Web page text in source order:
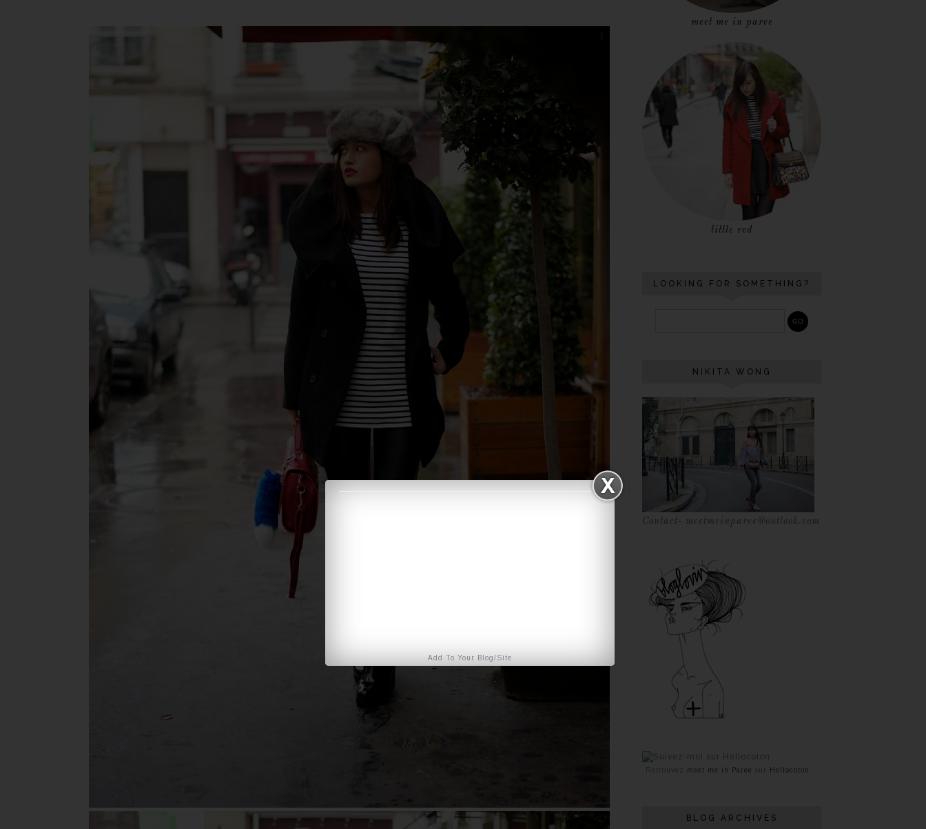
meet me in paree
little red
LOOKING FOR SOMETHING?
NIKITA WONG
Contact- meetmeinparee@outlook.com
Retrouvez meet me in Paree Hellocoton
BLOG ARCHIVES
Add To Your Blog/Site